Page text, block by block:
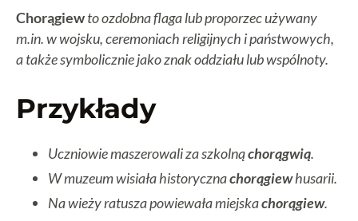
Chorągiewto ozdobna flaga lub proporzec używany
m.in. w wojsku, ceremoniach religijnych i państwowych,
a także symbolicznie jako znak oddziału lub wspólnoty.
Przykłady
Uczniowie maszerowali za szkolnąchorągwią.
W muzeum wisiała historycznachorągiewhusarii.
Na wieży ratusza powiewała miejskachorągiew.